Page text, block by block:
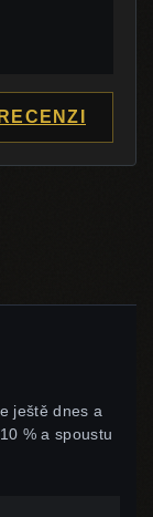
ještě dnes a
% a spoustu